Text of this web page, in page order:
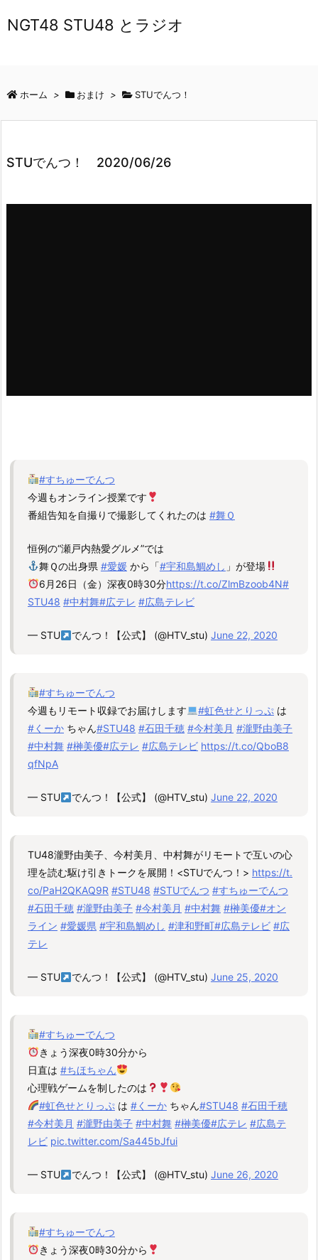
NGT48 STU48 とラジオ
ホーム > おまけ > STUでんつ！
STUでんつ！ 2020/06/26
#すちゅーでんつ
今週もオンライン授業です
番組告知を自撮りで撮影してくれたのは #舞Ｑ
恒例の“瀬戸内熱愛グルメ”では
舞Ｑの出身県 #愛媛から「#宇和島鯛めし 」が登場
6月26日（金）深夜0時30分https://t.co/ZlmBzoob4N#
STU48 #中村舞#広テレ #広島テレビ
— STU でんつ！【公式】 (@HTV_stu) June 22, 2020
#すちゅーでんつ
今週もリモート収録でお届けします
#虹色せとりっぷは
#くーか ちゃん#STU48 #石田千穂 #今村美月 #瀧野由美子
#中村舞 #榊美優#広テレ #広島テレビ https://t.co/QboB8
qfNpA
— STU でんつ！【公式】 (@HTV_stu) June 22, 2020
TU48瀧野由美子、今村美月、中村舞がリモートで互いの心
理を読む駆け引きトークを展開！<STUでんつ！> https://t.
co/PaH2QKAQ9R #STU48 #STUでんつ #すちゅーでんつ
#石田千穂 #瀧野由美子 #今村美月 #中村舞 #榊美優#オン
ライン #愛媛県 #宇和島鯛めし #津和野町#広島テレビ #広
テレ
— STU でんつ！【公式】 (@HTV_stu) June 25, 2020
#すちゅーでんつ
きょう深夜0時30分から
日直は #ちほちゃん
心理戦ゲームを制したのは
#虹色せとりっぷは #くーかちゃん#STU48 #石田千穂
#今村美月 #瀧野由美子 #中村舞 #榊美優#広テレ #広島テ
レビ pic.twitter.com/Sa445bJfui
— STU でんつ！【公式】 (@HTV_stu) June 26, 2020
#すちゅーでんつ
きょう深夜0時30分から